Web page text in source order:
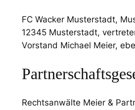
FC Wacker Musterstadt,
12345 Musterstadt,
Vorstand Michael Meier,
Rechtsanwälte Meier &